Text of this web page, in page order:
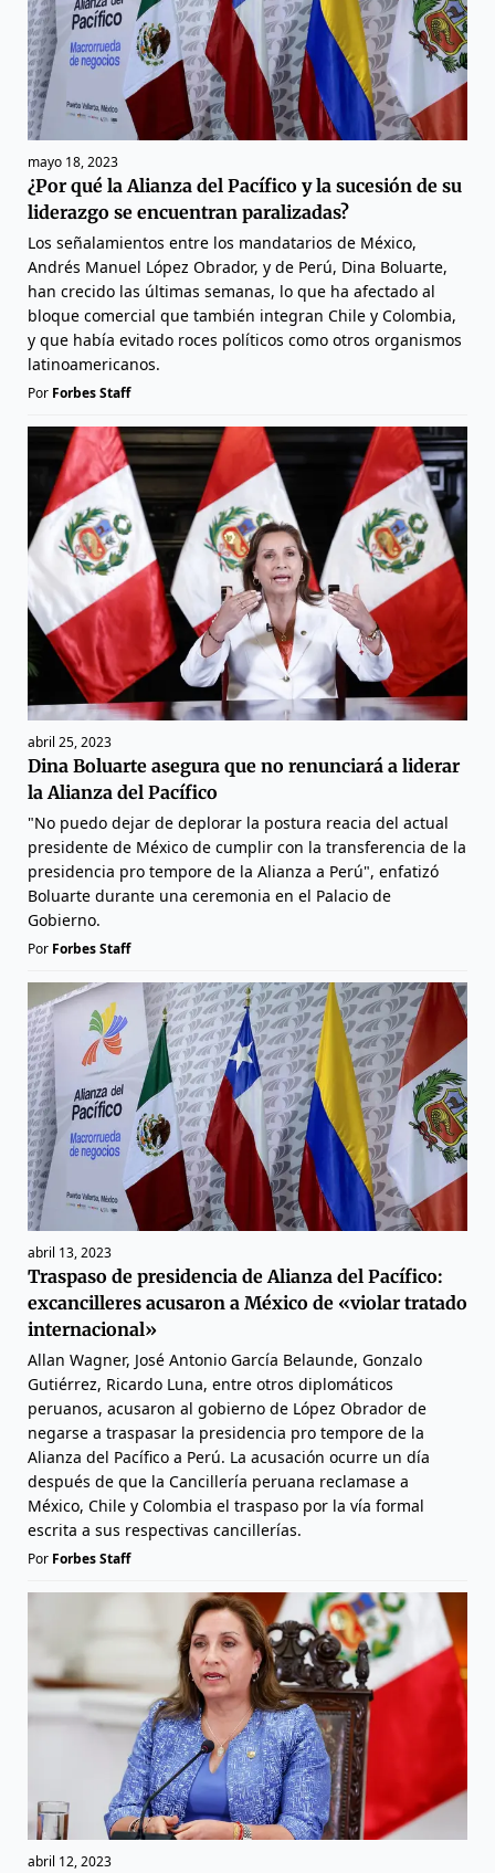
mayo 18, 2023
¿Por qué la Alianza del Pacífico y la sucesión de su
liderazgo se encuentran paralizadas?
Los señalamientos entre los mandatarios de México,
Andrés Manuel López Obrador, y de Perú, Dina Boluarte,
han crecido las últimas semanas, lo que ha afectado al
bloque comercial que también integran Chile y Colombia,
y que había evitado roces políticos como otros organismos
latinoamericanos.
Por Forbes Staff
abril 25, 2023
Dina Boluarte asegura que no renunciará a liderar
la Alianza del Pacífico
"No puedo dejar de deplorar la postura reacia del actual
presidente de México de cumplir con la transferencia de la
presidencia pro tempore de la Alianza a Perú", enfatizó
Boluarte durante una ceremonia en el Palacio de
Gobierno.
Por Forbes Staff
abril 13, 2023
Traspaso de presidencia de Alianza del Pacífico:
excancilleres acusaron a México de «violar tratado
internacional»
Allan Wagner, José Antonio García Belaunde, Gonzalo
Gutiérrez, Ricardo Luna, entre otros diplomáticos
peruanos, acusaron al gobierno de López Obrador de
negarse a traspasar la presidencia pro tempore de la
Alianza del Pacífico a Perú. La acusación ocurre un día
después de que la Cancillería peruana reclamase a
México, Chile y Colombia el traspaso por la vía formal
escrita a sus respectivas cancillerías.
Por Forbes Staff
abril 12, 2023